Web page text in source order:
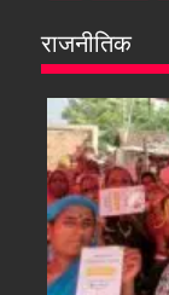
राजनीतिक